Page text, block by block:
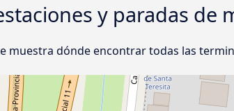
y paradas de
muestra dónde encontrar todas las